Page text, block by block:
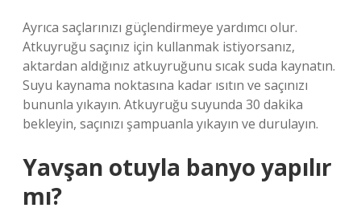
Ayrıca saçlarınızı güçlendirmeye yardımcı olur.
Atkuyruğu saçınız için kullanmak istiyorsanız,
aktardan aldığınız atkuyruğunu sıcak suda kaynatın.
Suyu kaynama noktasına kadar ısıtın ve saçınızı
bununla yıkayın. Atkuyruğu suyunda 30 dakika
bekleyin, saçınızı şampuanla yıkayın ve durulayın.
Yavşan otuyla banyo yapılır
mı?